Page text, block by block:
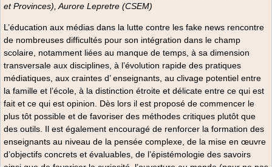
et Provinces), Aurore Lepretre (CSEM)
L’éducation aux médias dans la lutte contre les fake news rencontre
de nombreuses difficultés pour son intégration dans le champ
scolaire, notamment liées au manque de temps, à sa dimension
transversale aux disciplines, à l’évolution rapide des pratiques
médiatiques, aux craintes d’ enseignants, au clivage potentiel entre
la famille et l’école, à la distinction étroite et délicate entre ce qui est
fait et ce qui est opinion. Dès lors il est proposé de commencer le
plus tôt possible et de favoriser des méthodes critiques plutôt que
des outils. Il est également encouragé de renforcer la formation des
enseignants au niveau de la pensée complexe, de la mise en œuvre
d’objectifs concrets et évaluables, de l’épistémologie des savoirs